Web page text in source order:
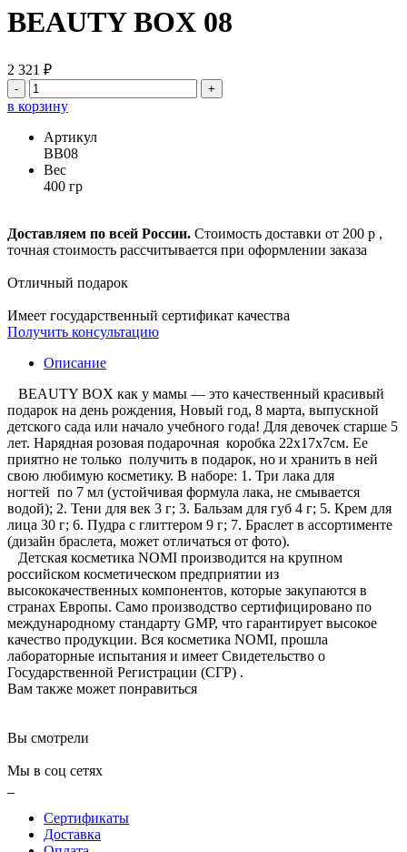
BEAUTY BOX 08
2 321 ₽
- +
в корзину
Артикул
BB08
Вес
400 гр
Доставляем по всей России. Стоимость доставки от 200 р ,
точная стоимость рассчитывается при оформлении заказа
Отличный подарок
Имеет государственный сертификат качества
Получить консультацию
Описание
BEAUTY BOX как у мамы — это качественный красивый
подарок на день рождения, Новый год, 8 марта, выпускной
детского сада или начало учебного года! Для девочек старше 5
лет. Нарядная розовая подарочная коробка 22х17х7см. Ее
приятно не только получить в подарок, но и хранить в ней
свою любимую косметику. В наборе: 1. Три лака для
ногтей по 7 мл (устойчивая формула лака, не смывается
водой); 2. Тени для век 3 г; 3. Бальзам для губ 4 г; 5. Крем для
лица 30 г; 6. Пудра с глиттером 9 г; 7. Браслет в ассортименте
(дизайн браслета, может отличаться от фото).
Детская косметика NOMI производится на крупном
российском косметическом предприятии из
высококачественных компонентов, которые закупаются в
странах Европы. Само производство сертифицировано по
международному стандарту GMP, что гарантирует высокое
качество продукции. Вся косметика NOMI, прошла
лабораторные испытания и имеет Свидетельство о
Государственной Регистрации (СГР) .
Вам также может понравиться
Вы смотрели
Мы в соц сетях
Сертификаты
Доставка